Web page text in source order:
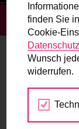
Mit dem
beste Route.
Wunschbox
Sie haben ein
STARTSEITE
25.
SEP
2021
finden Sie
Cookie-
Wunsch
widerrufen.